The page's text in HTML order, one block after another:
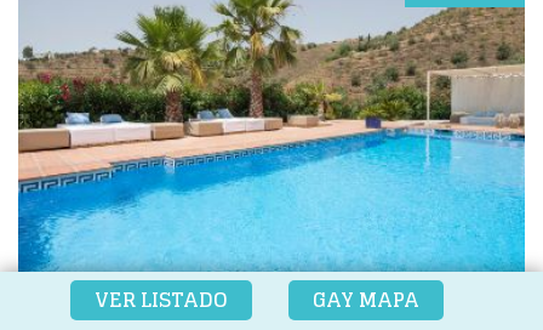
SOLAZHOME SAYALONGA
VER LISTADO GAY MAPA